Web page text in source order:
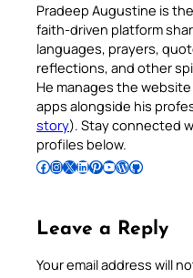
Pradeep Augustine is
faith-driven platform
languages, prayers,
reflections, and other
He manages the
apps alongside his
story). Stay connected
profiles below.
Follow Pradeep on Facebook Follow Pradeep on InstagramFollow Pradeep on X Follow Pradeep on LinkedIn Follow Pradeep on Pinterest Subscribe to Pradeep’s Youtube Channel Follow Pradeep on WordPress Follow Pradeep on GitHub
Leave a Reply
Your email address will